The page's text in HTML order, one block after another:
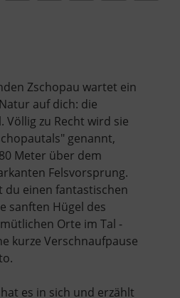
Zschopau wartet ein
auf dich: die
Völlig zu Recht wird sie
genannt,
Meter über dem
Felsvorsprung.
du einen fantastischen
sanften Hügel des
Orte im Tal -
kurze Verschnaufpause
es in sich und erzählt